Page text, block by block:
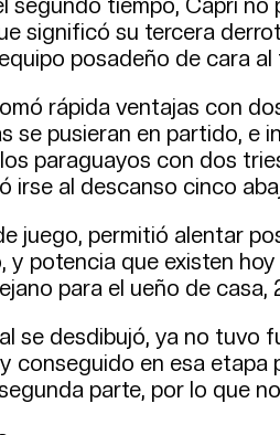
segundo tiempo, Capri
significó su tercera
posadeño de cara
rápida ventajas con
se pusieran en partido, e
paraguayos con dos
irse al descanso cinco
juego, permitió alentar
y potencia que existen
para el ueño de casa,
se desdibujó, ya no tuvo
conseguido en esa etapa
parte, por lo que